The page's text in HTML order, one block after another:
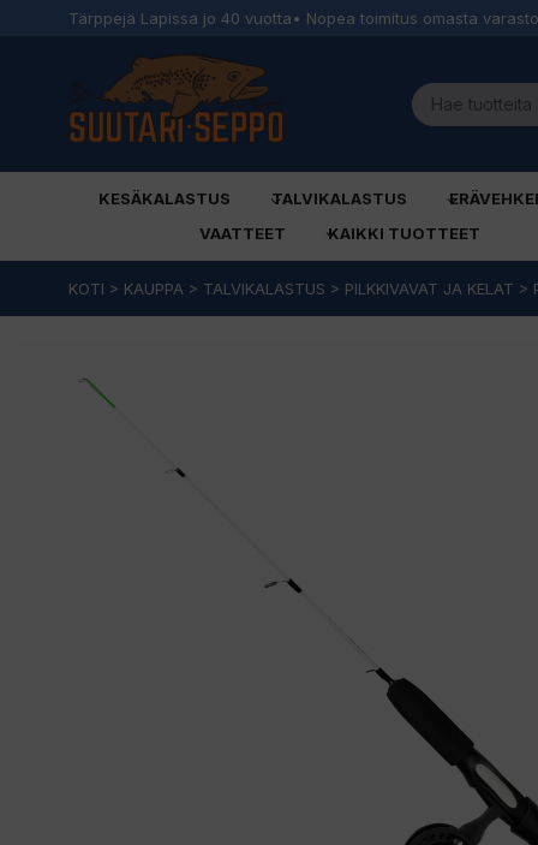
Tärppejä Lapissa jo 40 vuotta• Nopea toimitus omasta
KESÄKALASTUS TALVIKALASTUS
VAATTEET
KAIKKI TUOTTEET
sisältöön
KOTI > KAUPPA > TALVIKALASTUS > PILKKIVAVAT JA KELAT >